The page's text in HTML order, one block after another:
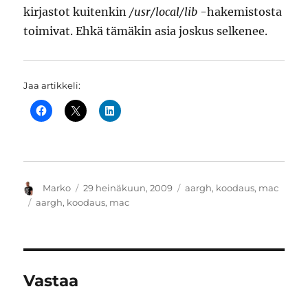
kirjastot kuitenkin/usr/local/lib -hakemistosta
toimivat. Ehkä tämäkin asia joskus selkenee.
Jaa artikkeli:
Kirjoittaja
Marko Julkaistu
29 heinäkuun, 2009 Kategoriat
aargh, koodaus, mac
Avainsanat
aargh, koodaus, mac
Vastaa